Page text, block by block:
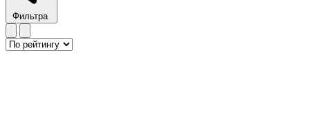
Фильтра